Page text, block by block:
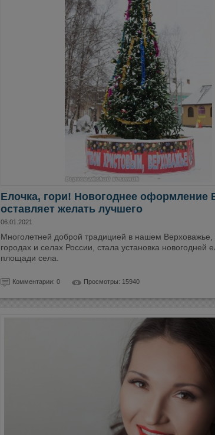
Елочка, гори! Новогоднее оформление
оставляет желать лучшего
06.01.2021
Многолетней доброй традицией в нашем Верховажье,
городах и селах России, стала установка новогодней
площади села.
Комментарии: 0 Просмотры: 15940